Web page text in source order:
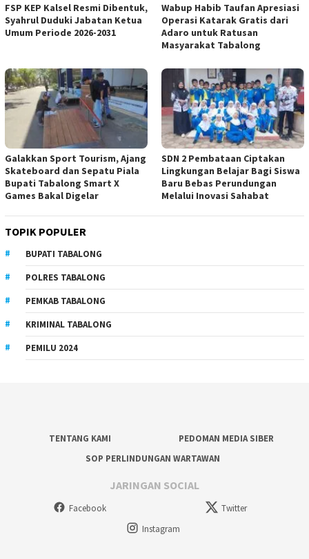
FSP KEP Kalsel Resmi Dibentuk,
Syahrul Duduki Jabatan Ketua
Umum Periode 2026-2031
Wabup Habib Taufan Apresiasi
Operasi Katarak Gratis dari
Adaro untuk Ratusan
Masyarakat Tabalong
Galakkan Sport Tourism, Ajang
Skateboard dan Sepatu Piala
Bupati Tabalong Smart X
Games Bakal Digelar
SDN 2 Pembataan Ciptakan
Lingkungan Belajar Bagi Siswa
Baru Bebas Perundungan
Melalui Inovasi Sahabat
TOPIK POPULER
BUPATI TABALONG
POLRES TABALONG
PEMKAB TABALONG
KRIMINAL TABALONG
PEMILU 2024
TENTANG KAMI
PEDOMAN MEDIA SIBER
SOP PERLINDUNGAN WARTAWAN
JARINGAN SOCIAL
Facebook
Twitter
Instagram